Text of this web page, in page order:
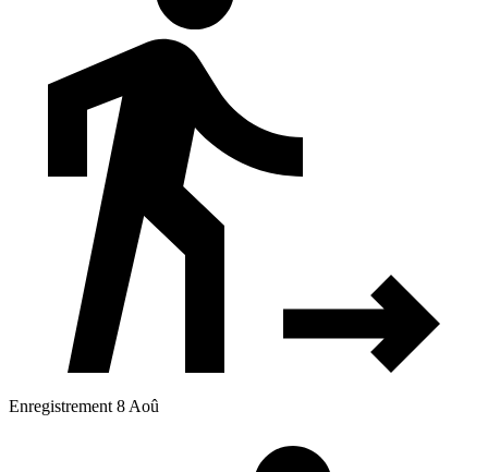
Enregistrement 8 Aoû